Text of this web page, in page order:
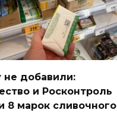
не добавили:
и Росконтроль
8 марок сливочного